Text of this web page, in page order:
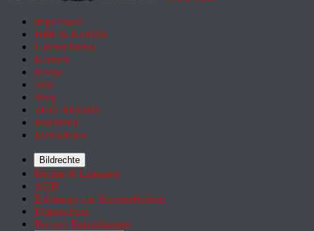
Impressum
Hilfe & Kontakt
Unternehmen
Karriere
Presse
Jobs
Shop
ZEIT REISEN
Inserieren
Mediadaten
Bildrechte
Rechte & Lizenzen
AGB
Erklärung zur Barrierefreiheit
Datenschutz
Privacy Einstellungen